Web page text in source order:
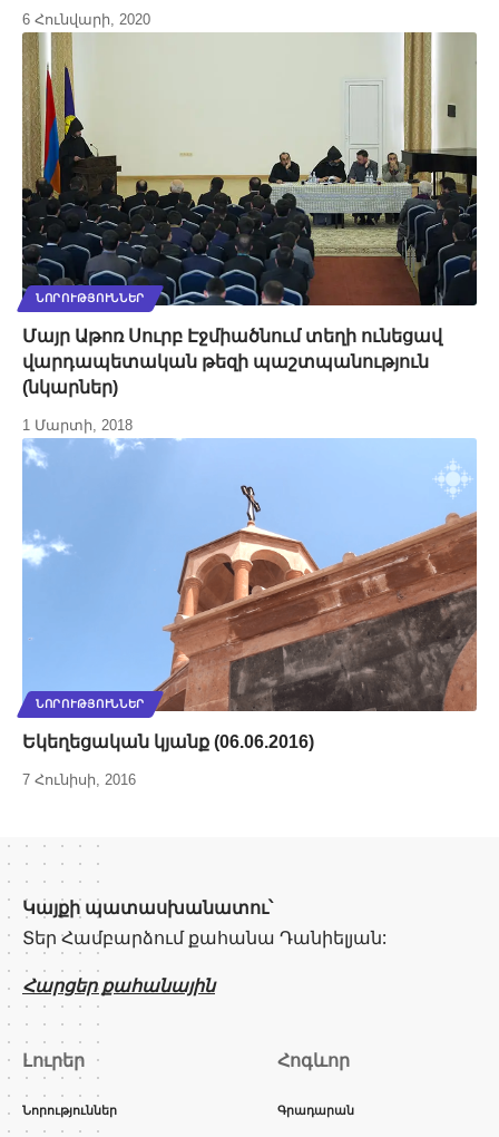
6 Հունվարի, 2020
ՆՈՐՈՒԹՅՈՒՆՆԵՐ
Մայր Աթոռ Սուրբ Էջմիածնում տեղի ունեցավ
վարդապետական թեզի պաշտպանություն
(նկարներ)
1 Մարտի, 2018
ՆՈՐՈՒԹՅՈՒՆՆԵՐ
Եկեղեցական կյանք (06.06.2016)
7 Հունիսի, 2016
Կայքի պատասխանատու՝
Տեր Համբարձում քահանա Դանիելյան:
Հարցեր քահանային
Լուրեր
Նորություններ
Հոգևոր
Գրադարան